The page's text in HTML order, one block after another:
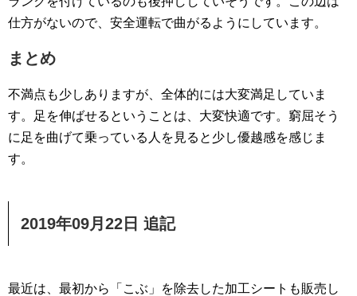
仕方がないので、安全運転で曲がるようにしています。
まとめ
不満点も少しありますが、全体的には大変満足していま
す。足を伸ばせるということは、大変快適です。窮屈そう
に足を曲げて乗っている人を見ると少し優越感を感じま
す。
2019年09月22日 追記
最近は、最初から「こぶ」を除去した加工シートも販売し